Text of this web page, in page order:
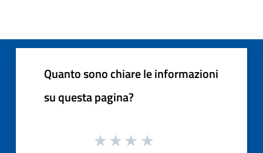
Quanto sono chiare le informazioni
su questa pagina?